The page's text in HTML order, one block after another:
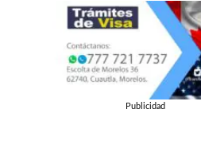
Publicidad